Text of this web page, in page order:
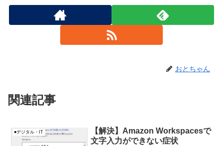
おとちゃん
関連記事
●デジタル・IT
【解決】Amazon Workspacesで
文字入力ができない症状